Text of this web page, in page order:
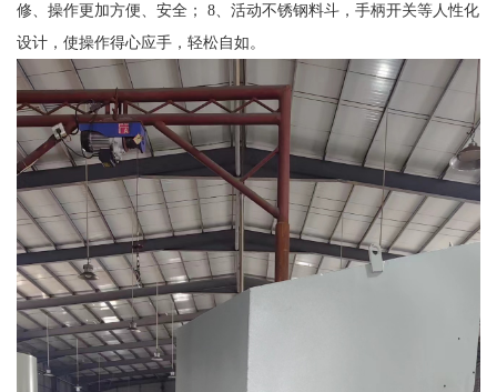
修、操作更加方便、安全； 8、活动不锈钢料斗，手柄开关等人性化
设计，使操作得心应手，轻松自如。